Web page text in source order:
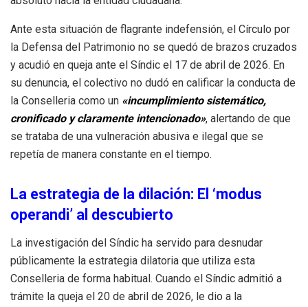
Ante esta situación de flagrante indefensión, el Círculo por
la Defensa del Patrimonio no se quedó de brazos cruzados
y acudió en queja ante el Síndic el 17 de abril de 2026. En
su denuncia, el colectivo no dudó en calificar la conducta de
la Conselleria como un «incumplimiento sistemático,
cronificado y claramente intencionado», alertando de que
se trataba de una vulneración abusiva e ilegal que se
repetía de manera constante en el tiempo.
La estrategia de la dilación: El ‘modus
operandi’ al descubierto
La investigación del Síndic ha servido para desnudar
públicamente la estrategia dilatoria que utiliza esta
Conselleria de forma habitual . Cuando el Síndic admitió a
trámite la queja el 20 de abril de 2026, le dio a la